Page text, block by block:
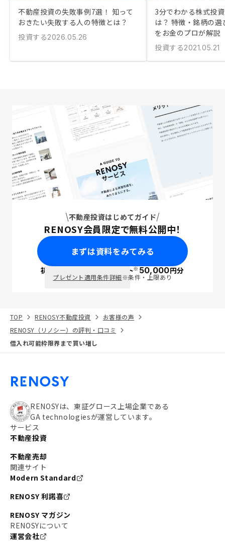
不動産投資の失敗事例7選！ 知って
おきたい失敗する人の特徴とは？
投資する2026.05.26
3分でわかる株式投
は？ 特徴・銘柄の
をお金のプロが解説
投資する2021.05.21
不動産投資はじめてガイド
RENOSY会員限定で無料公開中！
まずは資料をみてみる
初回面談で ポイント※50,000円分
プレゼント適用条件詳細※条件・上限あり
TOP RENOSY不動産投資
お客様の声
RENOSY（リノシー）の評判・口コミ
借入れ可能枠限界まで買い増し
RENOSYは、東証グロース上場企業である
GA technologiesが運営しています。
サービス
不動産投資
不動産売却
関連サイト
Modern Standard
RENOSY 利諾喜
RENOSY マガジン
RENOSYについて
運営会社